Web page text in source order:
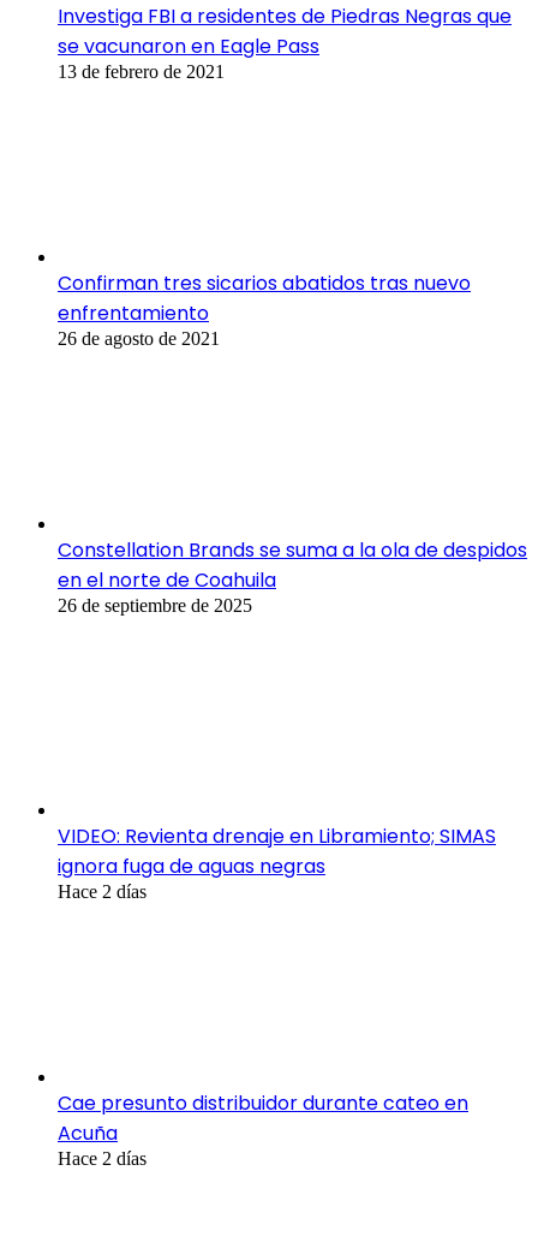
Investiga FBI a residentes de Piedras Negras que
se vacunaron en Eagle Pass
13 de febrero de 2021
Confirman tres sicarios abatidos tras nuevo
enfrentamiento
26 de agosto de 2021
Constellation Brands se suma a la ola de despidos
en el norte de Coahuila
26 de septiembre de 2025
VIDEO: Revienta drenaje en Libramiento; SIMAS
ignora fuga de aguas negras
Hace 2 días
Cae presunto distribuidor durante cateo en
Acuña
Hace 2 días